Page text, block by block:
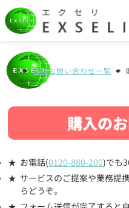
各種お問い合わせ一覧
購入の
お電話(0120-880-200)でも
サービスのご提案や業務提
らどうぞ。